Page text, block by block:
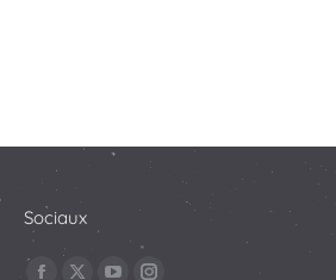
Sociaux
Trouvez nous sur :